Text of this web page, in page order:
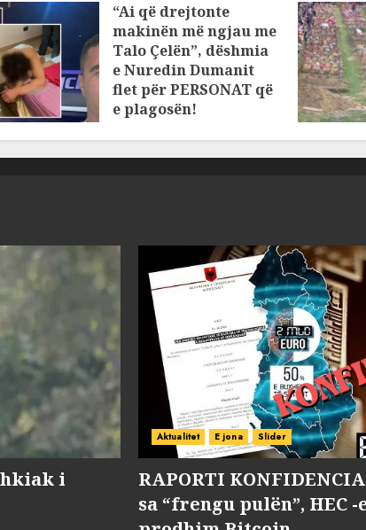
“Ai që drejtonte
makinën më ngjau me
Talo Çelën”, dëshmia
e Nuredin Dumanit
flet për PERSONAT që
e plagosën!
i
Aktualitet E jona Slider
RAPORTI
sa “frengu pulën”,